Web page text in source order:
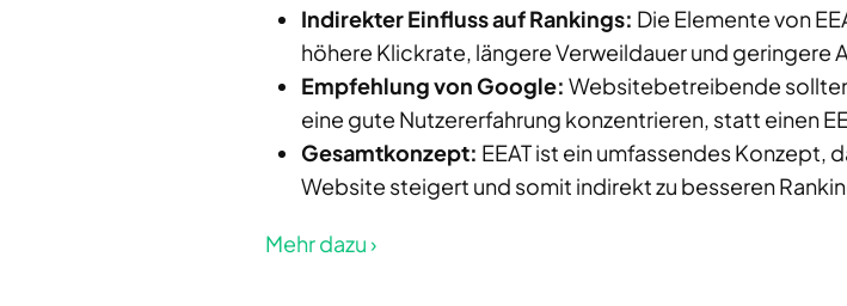
Indirekter Einfluss auf Rankings: Die Elemente von
höhere Klickrate, längere Verweildauer und
Empfehlung von Google: Websitebetreibende
eine gute Nutzererfahrung konzentrieren, statt einen
Gesamtkonzept: EEAT ist ein umfassendes Konzept,
Website steigert und somit indirekt zu besseren
Mehr dazu ›